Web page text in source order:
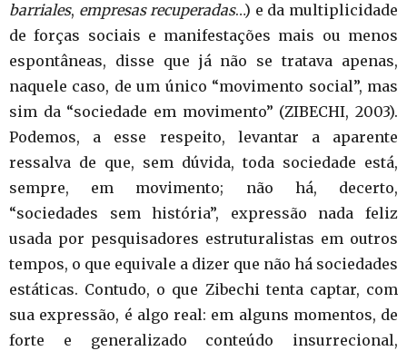
barriales, empresas recuperadas…) e da multiplicidade
de forças sociais e manifestações mais ou menos
espontâneas, disse que já não se tratava apenas,
naquele caso, de um único “movimento social”, mas
sim da “sociedade em movimento” (ZIBECHI, 2003).
Podemos, a esse respeito, levantar a aparente
ressalva de que, sem dúvida, toda sociedade está,
sempre, em movimento; não há, decerto,
“sociedades sem história”, expressão nada feliz
usada por pesquisadores estruturalistas em outros
tempos, o que equivale a dizer que não há sociedades
estáticas. Contudo, o que Zibechi tenta captar, com
sua expressão, é algo real: em alguns momentos, de
forte e generalizado conteúdo insurrecional,